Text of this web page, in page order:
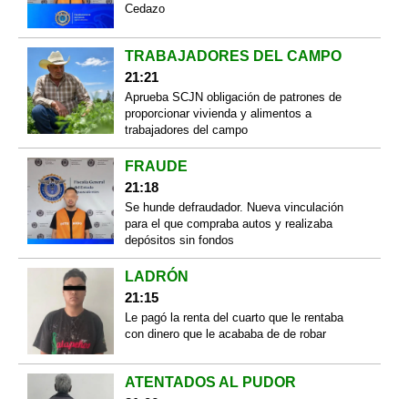
Cedazo
TRABAJADORES DEL CAMPO
21:21
Aprueba SCJN obligación de patrones de
proporcionar vivienda y alimentos a
trabajadores del campo
FRAUDE
21:18
Se hunde defraudador. Nueva vinculación
para el que compraba autos y realizaba
depósitos sin fondos
LADRÓN
21:15
Le pagó la renta del cuarto que le rentaba
con dinero que le acababa de de robar
ATENTADOS AL PUDOR